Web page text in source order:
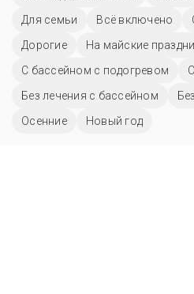
Для семьи
Всё включено
Дорогие
На майские
С бассейном с подогревом
Без лечения с бассейном
Осенние
Новый год